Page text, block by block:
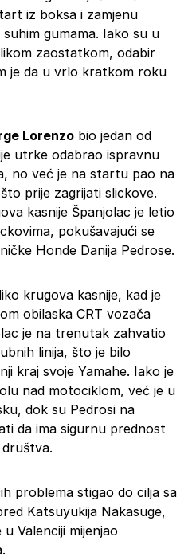
iz boksa i zamjenu
gumama. Iako su u
zaostatkom, odabir
je da u vrlo kratkom roku
Lorenzo bio jedan od
utrke odabrao ispravnu
no već je na startu pao na
prije zagrijati slickove.
kasnije Španjolac je letio
pokušavajući se
Honde Danija Pedrose.
krugova kasnije, kad je
obilaska CRT vozača
je na trenutak zahvatio
linija, što je bilo
kraj svoje Yamahe. Iako je
nad motociklom, već je u
dok su Pedrosi na
da ima sigurnu prednost
problema stigao do cilja sa
Katsuyukija Nakasuge,
Valenciji mijenjao